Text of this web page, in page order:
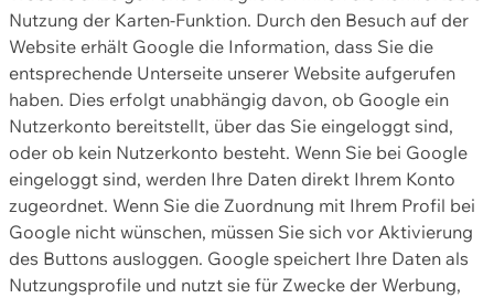
Nutzung der Karten-Funktion. Durch den Besuch auf der
Website erhält Google die Information, dass Sie die
entsprechende Unterseite unserer Website aufgerufen
haben. Dies erfolgt unabhängig davon, ob Google ein
Nutzerkonto bereitstellt, über das Sie eingeloggt sind,
oder ob kein Nutzerkonto besteht. Wenn Sie bei Google
eingeloggt sind, werden Ihre Daten direkt Ihrem Konto
zugeordnet. Wenn Sie die Zuordnung mit Ihrem Profil bei
Google nicht wünschen, müssen Sie sich vor Aktivierung
des Buttons ausloggen. Google speichert Ihre Daten als
Nutzungsprofile und nutzt sie für Zwecke der Werbung,